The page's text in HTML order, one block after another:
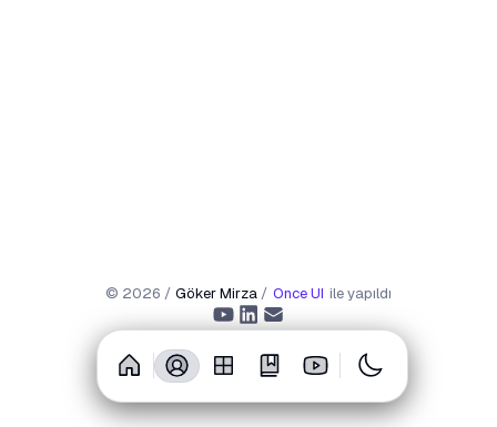
© 2026 / Göker Mirza / Once UI ile yapıldı